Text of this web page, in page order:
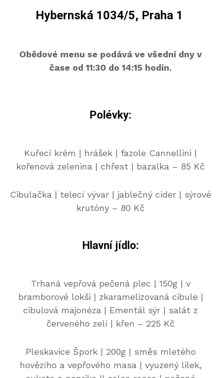
Hybernská 1034/5, Praha 1
Obědové menu se podává ve všední dny v
čase od 11:30 do 14:15 hodin.
Polévky:
Kuřecí krém | hrášek | fazole Cannellini |
kořenová zelenina | chřest | bazalka – 85 Kč
Cibulačka | telecí vývar | jablečný cider | sýrové
krutóny – 80 Kč
Hlavní jídlo:
Trhaná vepřová pečená plec | 150g | v
bramborové lokši | zkaramelizovaná cibule |
cibulová majonéza | Ementál sýr | salát z
červeného zelí | křen – 225 Kč
Pleskavice Špork | 200g | směs mletého
hovězího a vepřového masa | vyuzený lilek,